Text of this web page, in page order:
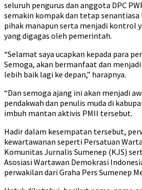
seluruh pengurus dan anggota DPC
semakin kompak dan tetap senantiasa
pihak manapun serta menjadi kontrol
yang digagas oleh pemerintah.
“Selamat saya ucapkan kepada para
Semoga, akan bermanfaat dan
lebih baik lagi ke depan,” harapnya.
“Dan semoga ajang ini akan menjadi
pendakwah dan penulis muda di
imbuh mantan aktivis PMII tersebut.
Hadir dalam kesempatan tersebut,
kewartawanan seperti Persatuan
Komunitas Jurnalis Sumenep (KJS)
Asosiasi Wartawan Demokrasi
perwakilan dari Graha Pers Sumenep